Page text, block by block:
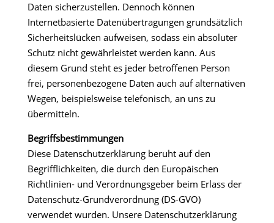
Daten sicherzustellen. Dennoch können
Internetbasierte Datenübertragungen grundsätzlich
Sicherheitslücken aufweisen, sodass ein absoluter
Schutz nicht gewährleistet werden kann. Aus
diesem Grund steht es jeder betroffenen Person
frei, personenbezogene Daten auch auf alternativen
Wegen, beispielsweise telefonisch, an uns zu
übermitteln.
Begriffsbestimmungen
Diese Datenschutzerklärung beruht auf den
Begrifflichkeiten, die durch den Europäischen
Richtlinien- und Verordnungsgeber beim Erlass der
Datenschutz-Grundverordnung (DS-GVO)
verwendet wurden. Unsere Datenschutzerklärung